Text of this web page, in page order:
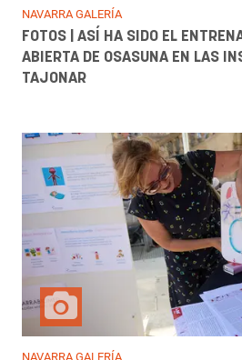
NAVARRA GALERÍA
FOTOS | ASÍ HA SIDO EL
ABIERTA DE OSASUNA EN LAS
TAJONAR
NAVARRA GALERÍA